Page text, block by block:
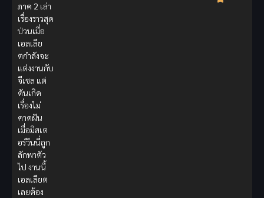
ภาค 2 เล่า
เรื่องราวสุด
ป่วนเมื่อ
เอลเลีย
ตกำลังจะ
แต่งงานกับ
จีเซล แต่
ดันเกิด
เรื่องไม่
คาดฝัน
เมื่อมิสเต
อร์วีนนี่ถูก
ลักพาตัว
ไป งานนี้
เอลเลียต
เลยต้อง